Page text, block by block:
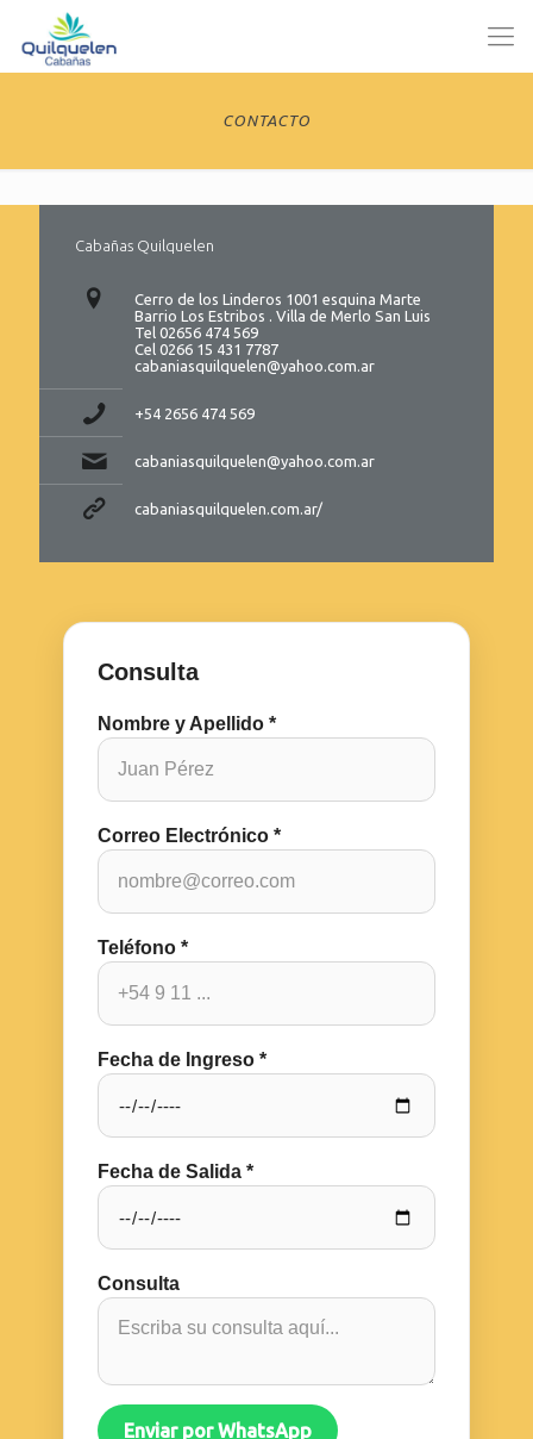
CONTACTO
Cabañas Quilquelen
Cerro de los Linderos 1001 esquina Marte
Barrio Los Estribos . Villa de Merlo San Luis
Tel 02656 474 569
Cel 0266 15 431 7787
cabaniasquilquelen@yahoo.com.ar
+54 2656 474 569
cabaniasquilquelen@yahoo.com.ar
cabaniasquilquelen.com.ar/
Consulta
Nombre y Apellido *
Correo Electrónico *
Teléfono *
Fecha de Ingreso *
Fecha de Salida *
Consulta
Enviar por WhatsApp